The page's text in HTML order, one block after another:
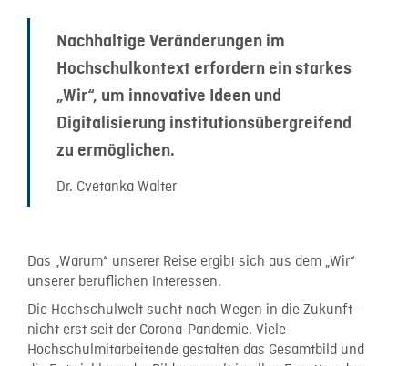
zu kennen.
Ebner über das Thema Onlinelehre in Graz ausgetauscht
und erkannte darin ein vielversprechendes Ziel für die
Delegationsreise. Im dynamisch kollegialen
Kommunikationsklima der Projektgruppe fanden wir uns
schnell in einem gemeinsamen Delegations-Reise-
Wunsch zusammen und wollten Digitalisierung und
Future Skills aus unterschiedlichen Perspektiven im
österreichischen Hochschulkontext erkunden und die
Deutschland zu teilen. Wir sind sehr dankbar, dass wir
Nachhaltige Veränderungen im
Hochschulkontext erfordern ein starkes
„Wir“, um innovative Ideen und
Digitalisierung institutionsübergreifend
zu ermöglichen.
Dr. Cvetanka Walter
Das „Warum“ unserer Reise ergibt sich aus dem „Wir“
unserer beruflichen Interessen.
Die Hochschulwelt sucht nach Wegen in die Zukunft –
nicht erst seit der Corona-Pandemie. Viele
Hochschulmitarbeitende gestalten das Gesamtbild und